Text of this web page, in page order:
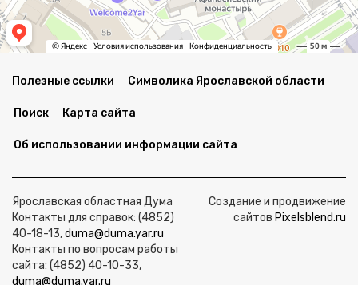
Полезные ссылки Символика Ярославской области
Поиск Карта сайта
Об использовании информации сайта
Ярославская областная Дума
Контакты для справок: (4852)
40-18-13,duma@duma.yar.ru
Контакты по вопросам работы
сайта: (4852) 40-10-33,
duma@duma.yar.ru
Создание и продвижение
сайтов Pixelsblend.ru